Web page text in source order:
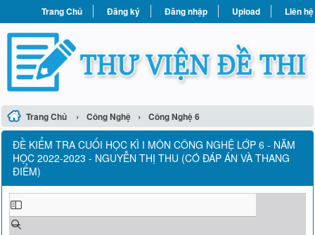
Trang Chủ Đăng ký Đăng nhập Upload Liên hệ
Trang Chủ › Công Nghệ › Công Nghệ 6
ĐỀ KIỂM TRA CUỐI HỌC KÌ I MÔN CÔNG NGHỆ LỚP 6 - NĂM
HỌC 2022-2023 - NGUYỄN THỊ THU (CÓ ĐÁP ÁN VÀ THANG
ĐIỂM)